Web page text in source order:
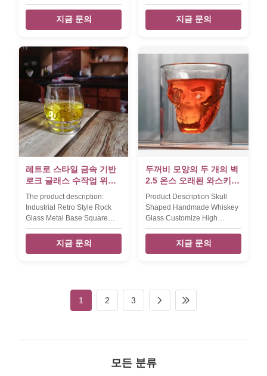
Ice Bucket With Inlaid Eyes
Design there is an new
design ice bucket glass made
crystal glass. we can supply
color logo on the whiskey
glass ice bucket by decal or
laser engrave, it's an good
gift for brands whisky
promotion in bar or beverage
club. Product Name inlaid
eyes crystal whiskey glass
ice bucket Style new ice
buckt glass with handle
Brand OEM Colour clear
transparent MOQ 1200pcs
지금 문의
Customize Handmade
Whiskey Glass Cup
INTRODUCTION Description
Size top dia:8.5cm B:6.5cm
Height: 9.7cm weight:290g
V:350Ml Color clear Package
6 pcs in an inner box, 48pcs
in a master carton. Normal
safe package. MOQ 5000pcs.
Lead Time 45days Xi'An
DaXi houseware Co., ltd Is
Manufacturer Our company
and
지금 문의
레트로 스타일 금속 기반
로크 글래스 수작업 위스
키 글래스 크리스탈 위스
키 글래스
The product description:
Industrial Retro Style Rock
Glass Metal Base Square
Glass Crystal Handmade
Whiskey Glasses
INTRODUCTION Description
Mouth (Hand) blown glass.
Size Glass Size(S) -
지금 문의
두꺼비 모양의 두 개의 벽
2.5 온스 오래된 와스키
텀블러
Product Description Skull
Shaped Handmade Whiskey
Glass Customize High
Borosilicate Double Wall
Whisky Glass Cup
INTRODUCTION Description
Color clear. Package 4pc in
an inner box, 48 pcs in a
take lots of efforts on quality
control. We provide top
지금 문의
1 2 3
모든 분류